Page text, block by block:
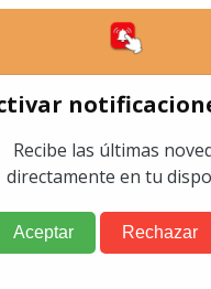
Recibe las últimas
directamente en tu
Aceptar Rechazar